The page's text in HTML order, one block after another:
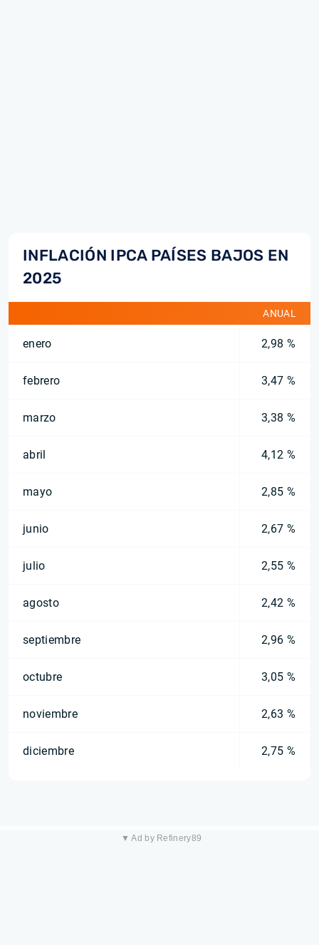
INFLACIÓN IPCA PAÍSES BAJOS EN
2025
ANUAL
enero 2,98 %
febrero 3,47 %
marzo 3,38 %
abril 4,12 %
mayo 2,85 %
junio 2,67 %
julio 2,55 %
agosto 2,42 %
septiembre 2,96 %
octubre 3,05 %
noviembre 2,63 %
diciembre 2,75 %
▼ Ad by Refinery89